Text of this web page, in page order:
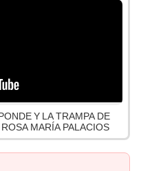
Y LA TRAMPA DE
MARÍA PALACIOS